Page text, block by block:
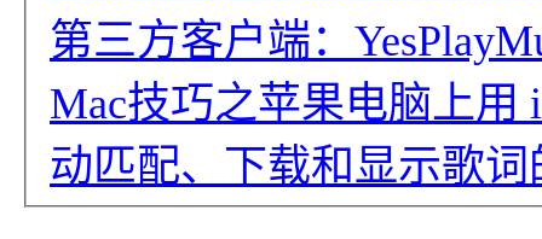
第三方客户端：
Mac技巧之苹果电脑上用
动匹配、下载和显示歌